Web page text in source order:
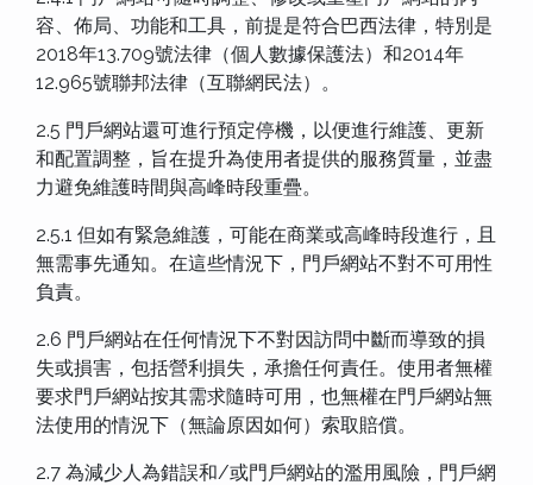
容、佈局、功能和工具，前提是符合巴西法律，特別是
2018年13.709號法律（個人數據保護法）和2014年
12.965號聯邦法律（互聯網民法）。
2.5 門戶網站還可進行預定停機，以便進行維護、更新
和配置調整，旨在提升為使用者提供的服務質量，並盡
力避免維護時間與高峰時段重疊。
2.5.1 但如有緊急維護，可能在商業或高峰時段進行，且
無需事先通知。在這些情況下，門戶網站不對不可用性
負責。
2.6 門戶網站在任何情況下不對因訪問中斷而導致的損
失或損害，包括營利損失，承擔任何責任。使用者無權
要求門戶網站按其需求隨時可用，也無權在門戶網站無
法使用的情況下（無論原因如何）索取賠償。
2.7 為減少人為錯誤和/或門戶網站的濫用風險，門戶網